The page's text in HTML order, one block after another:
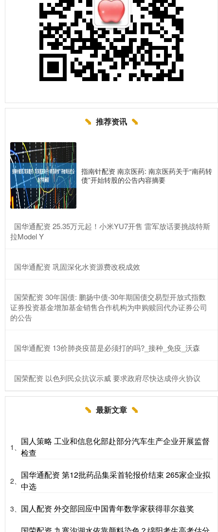
推荐资讯
指南针配资 南京医药: 南京医药关于“南药转
债”开始转股的公告内容摘要
​国华通配资 25.35万元起！小米YU7开售 雷军放话要挑战特斯
拉Model Y
​国华通配资 巩固深化水资源费改税成效
​国荣配资 30年国债: 鹏扬中债-30年期国债交易型开放式指数
证券投资基金增加基金销售合作机构为申购赎回代办证券公司
的公告
​国华通配资 13价肺炎疫苗是必须打的吗?_接种_免疫_沃森
​国荣配资 以色列民众抗议示威 要求政府尽快达成停火协议
最新文章
1、
国人策略 工业和信息化部赴部分汽车生产企业开展监督
检查
2、
国华通配资 第12批药品集采首轮报价结束 265家企业拟
中选
3、 国人配资 外交部回应中国青年数学家获得菲尔兹奖